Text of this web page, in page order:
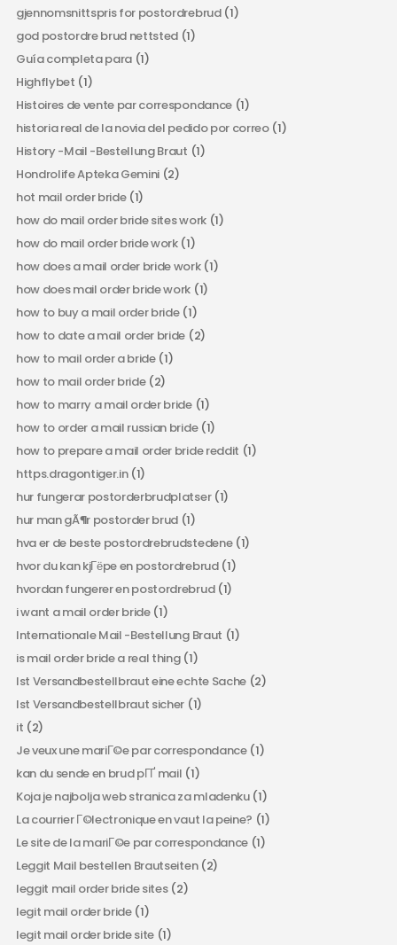
gjennomsnittspris for postordrebrud(1)
god postordre brud nettsted (1)
Guía completa para (1)
Highflybet (1)
Histoires de vente par correspondance(1)
historia real de la novia del pedido por correo(1)
History -Mail -Bestellung Braut (1)
Hondrolife Apteka Gemini (2)
hot mail order bride(1)
how do mail order bride sites work(1)
how do mail order bride work(1)
how does a mail order bride work(1)
how does mail order bride work (1)
how to buy a mail order bride(1)
how to date a mail order bride (2)
how to mail order a bride(1)
how to mail order bride(2)
how to marry a mail order bride(1)
how to order a mail russian bride(1)
how to prepare a mail order bride reddit (1)
https.dragontiger.in(1)
hur fungerar postorderbrudplatser(1)
hur man gÃ¶r postorder brud (1)
hva er de beste postordrebrudstedene(1)
hvor du kan kjГёpe en postordrebrud(1)
hvordan fungerer en postordrebrud(1)
i want a mail order bride(1)
Internationale Mail -Bestellung Braut (1)
is mail order bride a real thing(1)
Ist Versandbestellbraut eine echte Sache(2)
Ist Versandbestellbraut sicher (1)
it (2)
Je veux une mariГ©e par correspondance(1)
kan du sende en brud pГҐ mail (1)
Koja je najbolja web stranica za mladenku(1)
La courrier Г©lectronique en vaut la peine? (1)
Le site de la mariГ©e par correspondance(1)
Leggit Mail bestellen Brautseiten(2)
leggit mail order bride sites(2)
legit mail order bride(1)
legit mail order bride site (1)